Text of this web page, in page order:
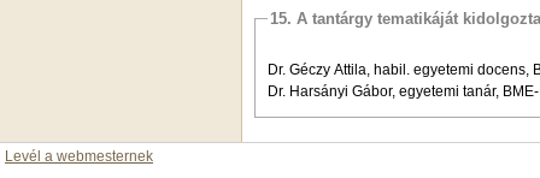
15. A tantárgy tematikáját kidolgozta
Dr. Géczy Attila, habil. egyetemi docens,
Dr. Harsányi Gábor, egyetemi tanár,
Levél a webmesternek